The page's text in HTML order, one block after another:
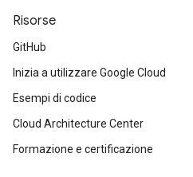
Risorse
GitHub
Inizia a utilizzare Google Cloud
Esempi di codice
Cloud Architecture Center
Formazione e certificazione